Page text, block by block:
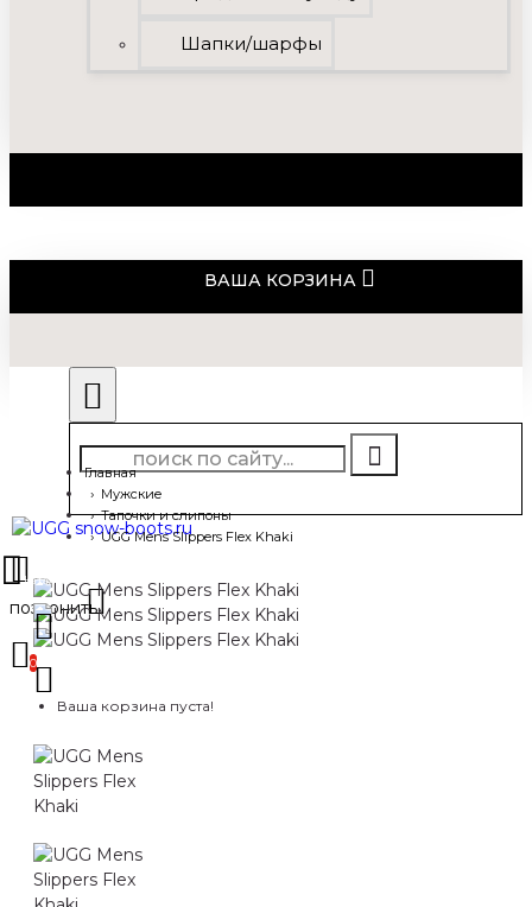
Шапки/шарфы
ВАША КОРЗИНА
0
Ваша корзина пуста!
Главная
Мужские
Тапочки и слипоны
UGG Mens Slippers Flex Khaki